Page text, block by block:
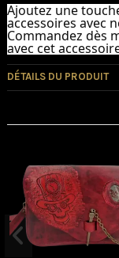
Ajoutez une
accessoires avec
Commandez dès
avec cet
DÉTAILS DU PRODUIT